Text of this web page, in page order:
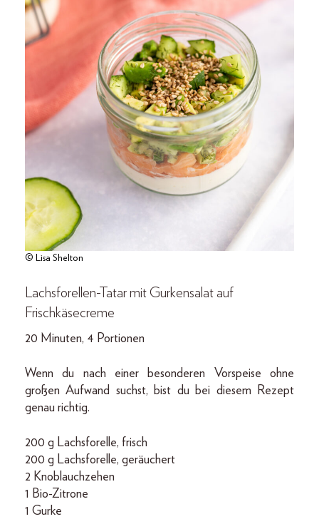
© Lisa Shelton
Lachsforellen-Tatar mit Gurkensalat auf
Frischkäsecreme
20 Minuten, 4 Portionen
Wenn du nach einer besonderen Vorspeise ohne
großen Aufwand suchst, bist du bei diesem Rezept
genau richtig.
200 g Lachsforelle, frisch
200 g Lachsforelle, geräuchert
2 Knoblauchzehen
1 Bio-Zitrone
1 Gurke